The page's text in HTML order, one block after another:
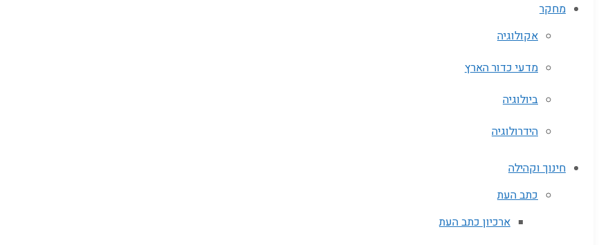
מחקר
אקולוגיה
מדעי כדור הארץ
ביולוגיה
הידרולוגיה
חינוך וקהילה
כתב העת
ארכיון כתב העת